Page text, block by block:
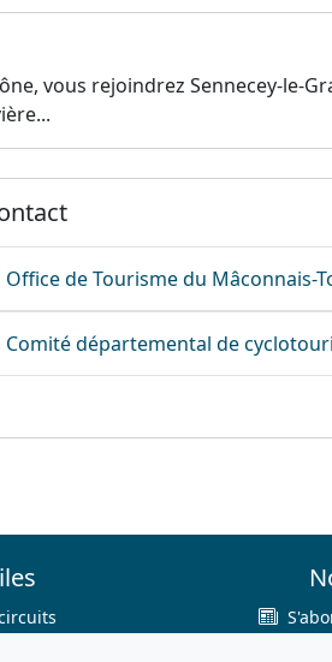
vous rejoindrez Sennecey-le-
Office de Tourisme du Mâconnais-
Comité départemental de